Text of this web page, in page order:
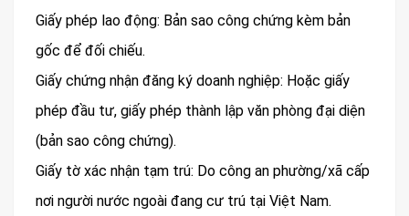
Giấy phép lao động: Bản sao công chứng kèm bản
gốc để đối chiếu.
Giấy chứng nhận đăng ký doanh nghiệp: Hoặc giấy
phép đầu tư, giấy phép thành lập văn phòng đại diện
(bản sao công chứng).
Giấy tờ xác nhận tạm trú: Do công an phường/xã cấp
nơi người nước ngoài đang cư trú tại Việt Nam.